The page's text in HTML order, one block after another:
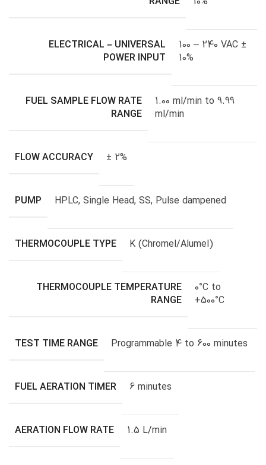
ELECTRICAL – UNIVERSAL
POWER INPUT
100 – 240 VAC ±
10%
FUEL SAMPLE FLOW RATE
RANGE
1.00 ml/min to 9.99
ml/min
FLOW ACCURACY ± 2%
PUMP HPLC, Single Head, SS, Pulse dampened
THERMOCOUPLE TYPE K (Chromel/Alumel)
THERMOCOUPLE TEMPERATURE
RANGE
0°C to
+500°C
TEST TIME RANGE Programmable 4 to 600 minutes
FUEL AERATION TIMER 6 minutes
AERATION FLOW RATE 1.5 L/min